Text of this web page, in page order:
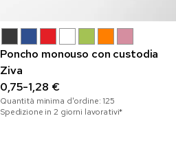
Poncho monouso con custodia
Ziva
0,75-1,28 €
Quantità minima d'ordine: 125
Spedizione in 2 giorni lavorativi*